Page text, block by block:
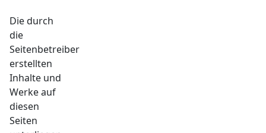
Die durch
die
Seitenbetreiber
erstellten
Inhalte und
Werke auf
diesen
Seiten